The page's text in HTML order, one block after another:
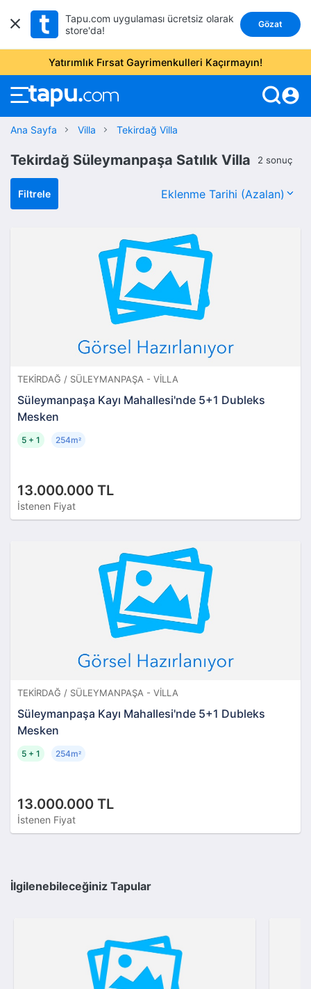
Tapu.com uygulaması ücretsiz olarak
store'da!
Gözat
Yatırımlık Fırsat Gayrimenkulleri Kaçırmayın!
account_circle
Ana Sayfa Villa Tekirdağ Villa
Tekirdağ Süleymanpaşa Satılık Villa 2 sonuç
Filtrele
TEKIRDAĞ / SÜLEYMANPAŞA - VILLA
Süleymanpaşa Kayı Mahallesi'nde 5+1 Dubleks
Mesken
13.000.000 TL
İstenen Fiyat
5 + 1 254m²
TEKIRDAĞ / SÜLEYMANPAŞA - VILLA
Süleymanpaşa Kayı Mahallesi'nde 5+1 Dubleks
Mesken
13.000.000 TL
İstenen Fiyat
5 + 1 254m²
İlgilenebileceğiniz Tapular